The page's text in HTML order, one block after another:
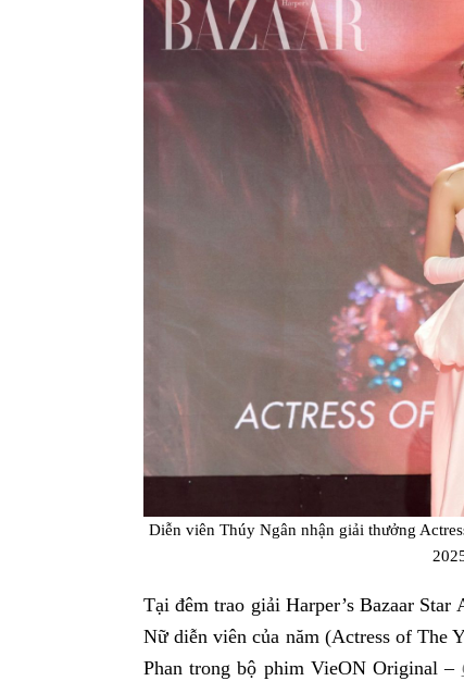
Diễn viên Thúy Ngân nhận giải thưởng
Tại đêm trao giải Harper’s Bazaar
Nữ diễn viên của năm (Actress of The
Phan trong bộ phim VieON Original –